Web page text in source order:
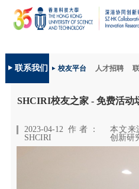
更多科
科大新闻 学术部门索引
校园地图及指南 工作@科大
联系我们 校友平台 人才招聘
SHCIRI校友之家 - 免费活动
2023-04-12 作者：
SHCIRI
本文来
创新研